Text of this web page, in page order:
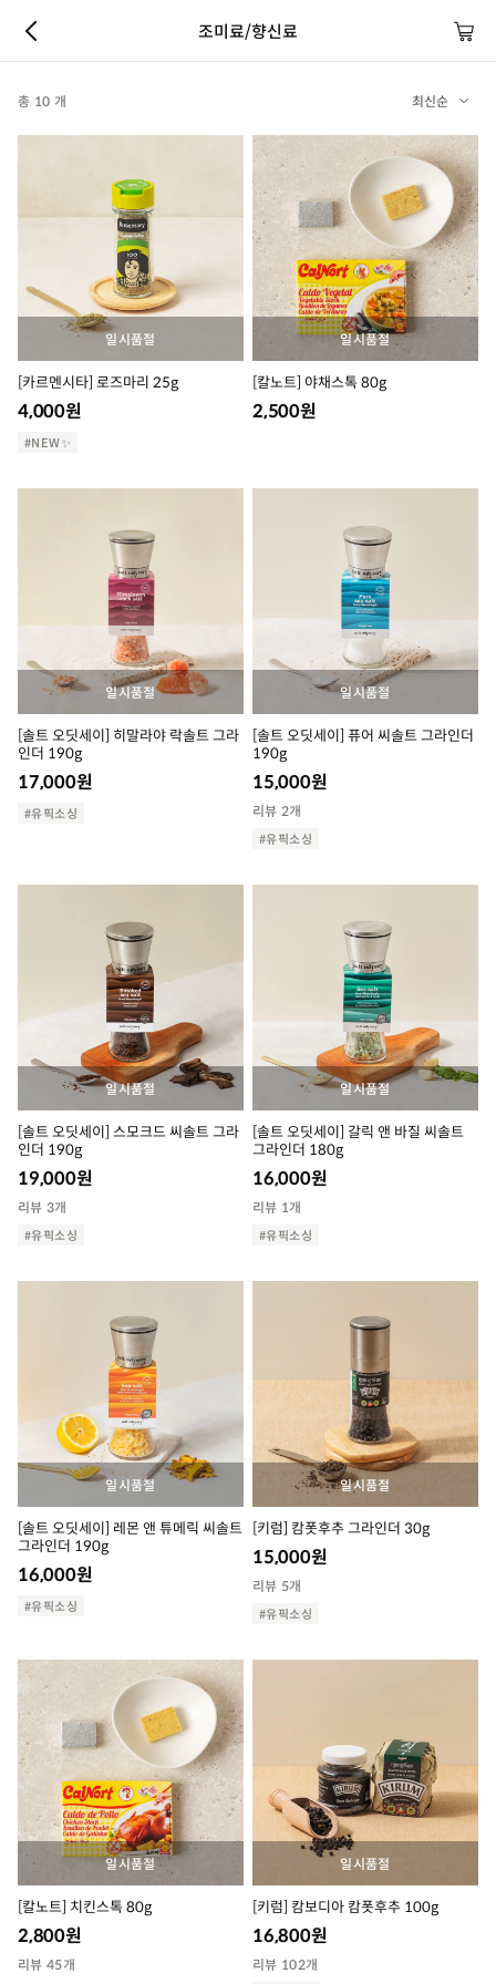
조미료/향신료
총 10 개 최신순
일시품절
[카르멘시타] 로즈마리 25g
4,000원
#NEW✨
일시품절
[칼노트] 야채스톡 80g
2,500원
일시품절
[솔트 오딧세이] 히말라야 락솔트 그라
인더 190g
17,000원
#유픽소싱
일시품절
[솔트 오딧세이] 퓨어 씨솔트 그라인더
190g
15,000원
리뷰 2개
#유픽소싱
일시품절
[솔트 오딧세이] 스모크드 씨솔트 그라
인더 190g
19,000원
리뷰 3개
#유픽소싱
일시품절
[솔트 오딧세이] 갈릭 앤 바질 씨솔트
그라인더 180g
16,000원
리뷰 1개
#유픽소싱
일시품절
[솔트 오딧세이] 레몬 앤 튜메릭 씨솔트
그라인더 190g
16,000원
#유픽소싱
일시품절
[키럼] 캄폿후추 그라인더 30g
15,000원
리뷰 5개
#유픽소싱
일시품절
[칼노트] 치킨스톡 80g
2,800원
리뷰 45개
일시품절
[키럼] 캄보디아 캄폿후추 100g
16,800원
리뷰 102개